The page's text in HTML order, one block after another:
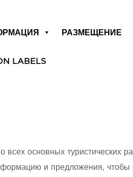
РАЗМЕЩЕНИЕ
LABELS
основных туристических
и предложения, чтобы